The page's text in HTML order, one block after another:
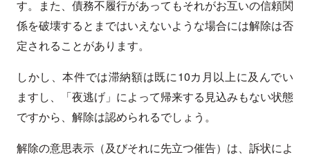
す。また、債務不履行があってもそれがお互いの信頼関
係を破壊するとまではいえないような場合には解除は否
定されることがあります。
しかし、本件では滞納額は既に10カ月以上に及んでい
ますし、「夜逃げ」によって帰来する見込みもない状態
ですから、解除は認められるでしょう。
解除の意思表示（及びそれに先立つ催告）は、訴状によ